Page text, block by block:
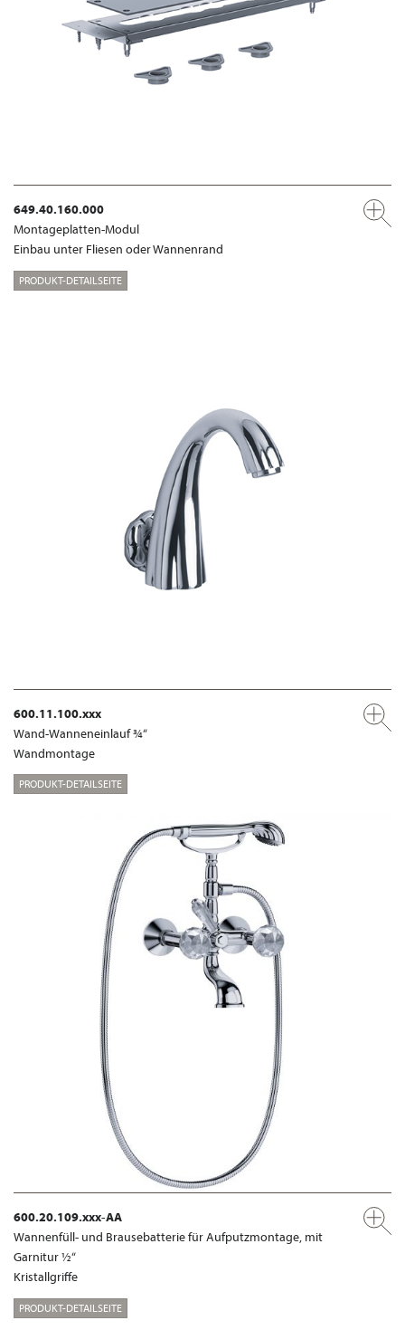
649.40.160.000
Montageplatten-Modul
Einbau unter Fliesen oder Wannenrand
PRODUKT-DETAILSEITE
600.11.100.xxx
Wand-Wanneneinlauf ¾“
Wandmontage
PRODUKT-DETAILSEITE
600.20.109.xxx-AA
Wannenfüll- und Brausebatterie für Aufputzmontage, mit
Garnitur ½“
Kristallgriffe
PRODUKT-DETAILSEITE